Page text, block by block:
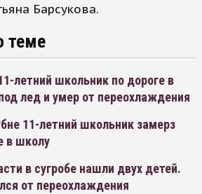
Барсукова.
теме
летний школьник по дороге в
лед и умер от переохлаждения
11-летний школьник замерз
в школу
в сугробе нашли двух детей.
от переохлаждения